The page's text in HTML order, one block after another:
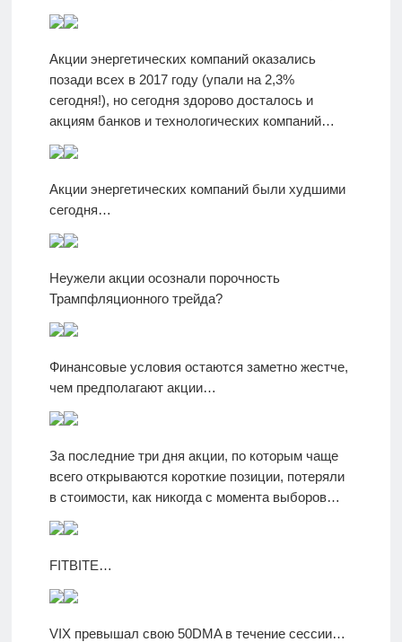
Акции энергетических компаний оказались
позади всех в 2017 году (упали на 2,3%
сегодня!), но сегодня здорово досталось и
акциям банков и технологических компаний…
Акции энергетических компаний были худшими
сегодня…
Неужели акции осознали порочность
Трампфляционного трейда?
Финансовые условия остаются заметно жестче,
чем предполагают акции…
За последние три дня акции, по которым чаще
всего открываются короткие позиции, потеряли
в стоимости, как никогда с момента выборов…
FITBITE…
VIX превышал свою 50DMA в течение сессии…